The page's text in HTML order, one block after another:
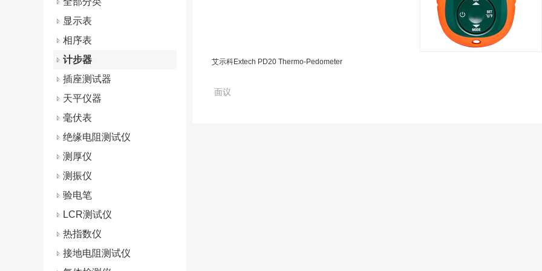
显示表
相序表
计步器
插座测试器
天平仪器
毫伏表
绝缘电阻测试仪
测厚仪
测振仪
验电笔
LCR测试仪
热指数仪
接地电阻测试仪
艾示科Extech PD20 Thermo-Pedometer
面议